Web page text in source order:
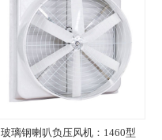
玻璃钢喇叭负压风机：1460型